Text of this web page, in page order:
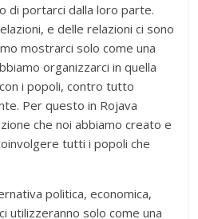
di portarci dalla loro parte.
e delle relazioni ci sono
mostrarci solo come una
organizzarci in quella
i popoli, contro tutto
Per questo in Rojava
che noi abbiamo creato e
tutti i popoli che
politica, economica,
utilizzeranno solo come una